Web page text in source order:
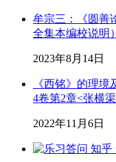
牟宗三：《圆善
全集本编校说明）
2023年8月14日
《西铭》的理
4卷第2章<张横
2022年11月6日